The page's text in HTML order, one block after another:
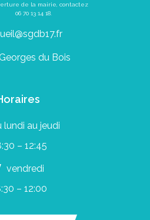
de la mairie, contactez
06 70 13 14 18.
du Bois
lundi au jeudi
– 12:45
vendredi
– 12:00